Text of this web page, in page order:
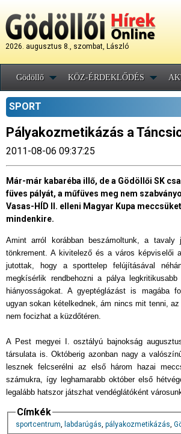
2026. augusztus 8., szombat, László
Gödöllő KÖZ-ÉRDEKLŐDÉS
SPORT
Pályakozmetikázás a
2011-08-06 09:37:25
Már-már kabaréba illő, de a Gödöllői SK
füves pályát, a műfüves meg nem
Vasas-HÍD II. elleni Magyar Kupa
mindenkire.
Amint arról korábban beszámoltunk, a tavaly
tönkrement. A kivitelező és a város képviselői
jutottak, hogy a sporttelep felújításával
megkísérlik rendbehozni a pálya
hiányosságokat. A gyeptéglázást is magába
ugyan sokan kételkednek, ám nincs mit tenni,
nem focizhat a küzdőtéren.
A Pest megyei I. osztályú bajnokság
társulata is. Októberig azonban nagy a
lesznek felcserélni az első három hazai
számukra, így leghamarabb október első
legalább hatszor játszhat vendéglátóként
Címkék
sportcentrum, labdarúgás, pályakozmetikázás,